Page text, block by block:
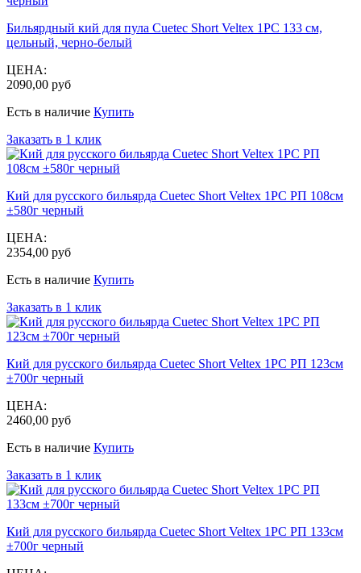
Бильярдный кий для пула Cuetec Short Veltex 1РС 133 см,
цельный, черно-белый
ЦЕНА:
2090,00 руб
Есть в наличие Купить
Заказать в 1 клик
Кий для русского бильярда Cuetec Short Veltex 1РС РП 108см
±580г черный
ЦЕНА:
2354,00 руб
Есть в наличие Купить
Заказать в 1 клик
Кий для русского бильярда Cuetec Short Veltex 1РС РП 123см
±700г черный
ЦЕНА:
2460,00 руб
Есть в наличие Купить
Заказать в 1 клик
Кий для русского бильярда Cuetec Short Veltex 1РС РП 133см
±700г черный